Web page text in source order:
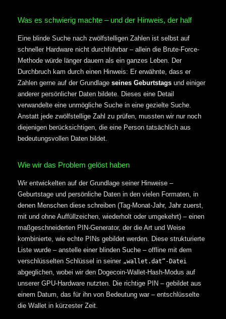
Was es schwierig machte – und der Hinweis, der half
Eine blinde Suche nach zwölfstelligen Zahlen ist selbst auf
schneller Hardware nicht durchführbar – allein die Brute-Force-
Methode würde länger dauern als ein ganzes Leben. Der
Durchbruch kam durch einen Hinweis: Er erwähnte, dass er
Zahlen gerne auf der Grundlage seines Geburtstags und einiger
anderer persönlicher Daten bildete. Dieses eine Detail
verwandelte eine unmögliche Suche in eine gezielte Suche.
Anstatt jede zwölfstellige Zahl zu prüfen, mussten wir nur noch
diejenigen berücksichtigen, die eine Person tatsächlich aus
bedeutungsvollen Daten bildet.
Wie wir das Problem gelöst haben
Wir entwickelten auf der Grundlage seiner Hinweise –
Geburtstage und persönliche Daten in den vielen Formaten, in
denen Menschen diese schreiben (Tag-Monat-Jahr, Jahr zuerst,
mit und ohne Auffüllzeichen, wiederholt oder umgekehrt) – einen
maßgeschneiderten PIN-Generator, der die Art und Weise
kombinierte, wie echte PINs gebildet werden. Diese strukturierte
Liste wurde – anstelle einer blinden Suche – offline mit dem
verschlüsselten Schlüssel in seiner „wallet.dat“-Datei
abgeglichen, wobei wir den Dogecoin-Wallet-Hash-Modus auf
unserer GPU-Hardware nutzten. Die richtige PIN – gebildet aus
einem Datum, das für ihn von Bedeutung war – entschlüsselte
die Wallet in kürzester Zeit.